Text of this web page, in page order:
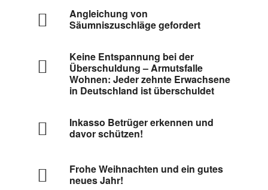
Angleichung von
Säumniszuschläge gefordert
Keine Entspannung bei der
Überschuldung – Armutsfalle
Wohnen: Jeder zehnte Erwachsene
in Deutschland ist überschuldet
Inkasso Betrüger erkennen und
davor schützen!
Frohe Weihnachten und ein gutes
neues Jahr!